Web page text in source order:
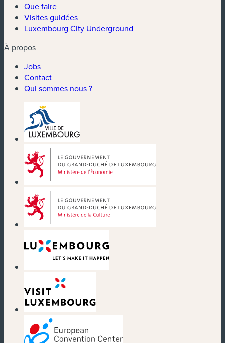
Que faire
Visites guidées
Luxembourg City Underground
À propos
Jobs
Contact
Qui sommes nous ?